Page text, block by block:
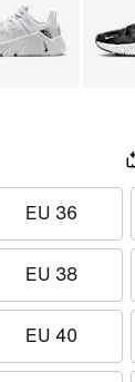
EU 36
EU 38
EU 40